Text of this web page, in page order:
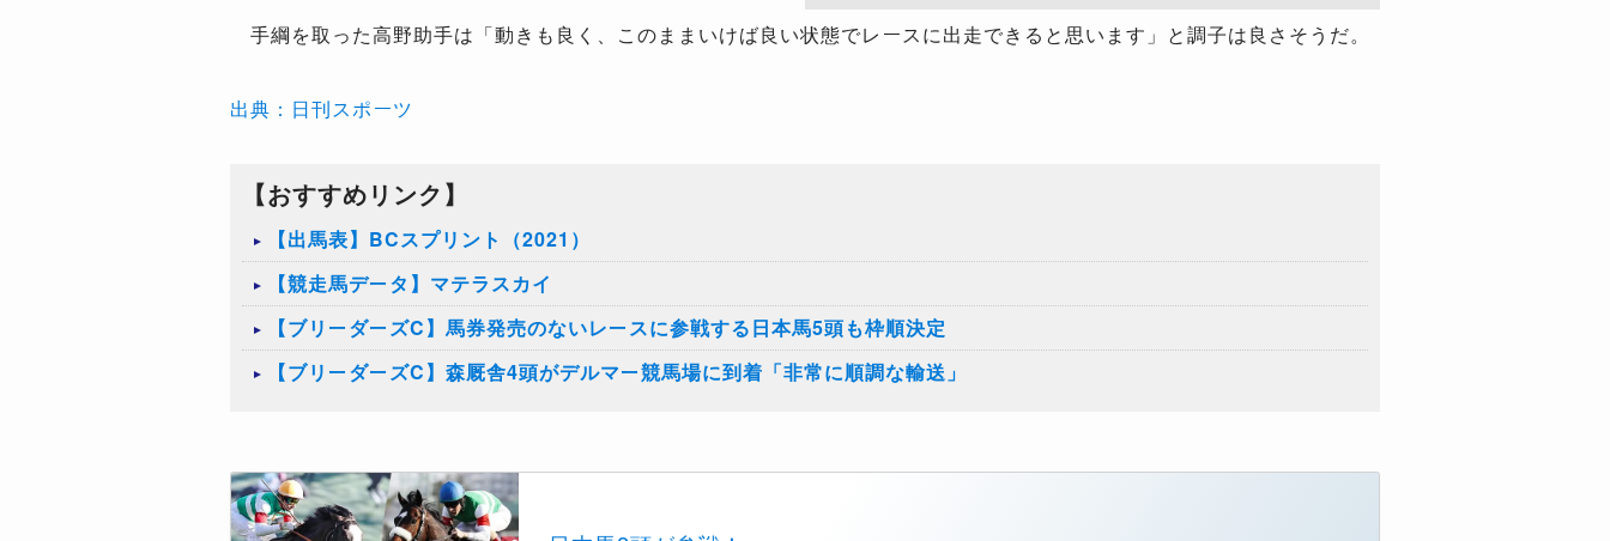
手綱を取った高野助手は「動きも良く、このままいけば良い状態でレースに出走できると思います」と調子は良さそうだ。
出典：日刊スポーツ
【おすすめリンク】
【出馬表】BCスプリント（2021）
【競走馬データ】マテラスカイ
【ブリーダーズC】馬券発売のないレースに参戦する日本馬5頭も枠順決定
【ブリーダーズC】森厩舎4頭がデルマー競馬場に到着「非常に順調な輸送」